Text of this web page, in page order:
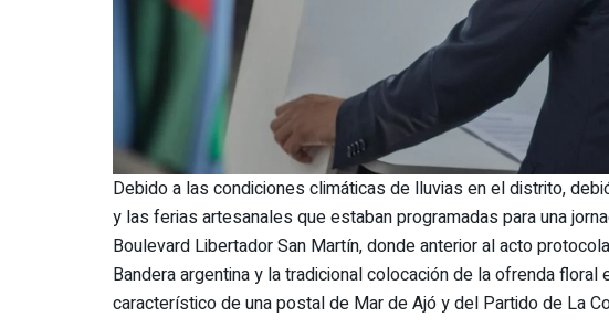
Debido a las condiciones climáticas de lluvias en el distrito,
y las ferias artesanales que estaban programadas para una
Boulevard Libertador San Martín, donde anterior al acto
Bandera argentina y la tradicional colocación de la ofrenda
característico de una postal de Mar de Ajó y del Partido de La